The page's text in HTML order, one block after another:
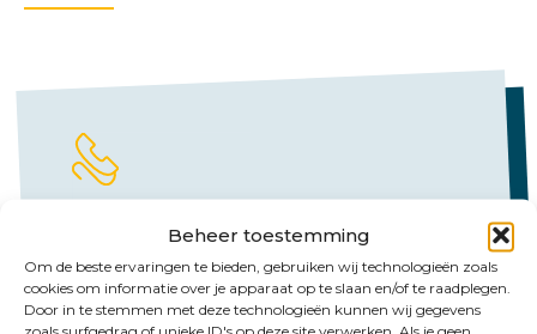
Beheer toestemming
Om de beste ervaringen te bieden, gebruiken wij technologieën zoals
cookies om informatie over je apparaat op te slaan en/of te raadplegen.
Door in te stemmen met deze technologieën kunnen wij gegevens
zoals surfgedrag of unieke ID's op deze site verwerken. Als je geen
Emmen:
+31 (0)591 61 23 77